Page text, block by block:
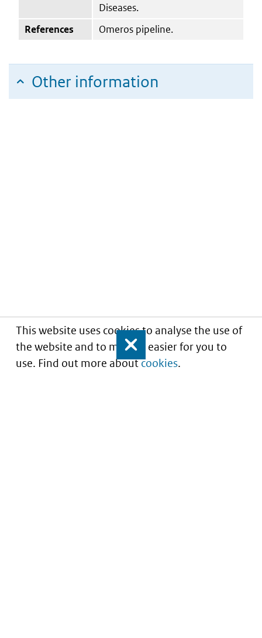
This website uses cookies to analyse the use of
the website and to make it easier for you to
use. Find out more aboutcookies.
Close
Diseases.
References
Omeros pipeline.
Other information